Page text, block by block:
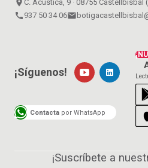
place C. Acústica, 9 · 08755 Castellbisbal
call 937 50 34 06email
¡Síguenos!
Contacta por WhatsApp
¡Suscríbete a